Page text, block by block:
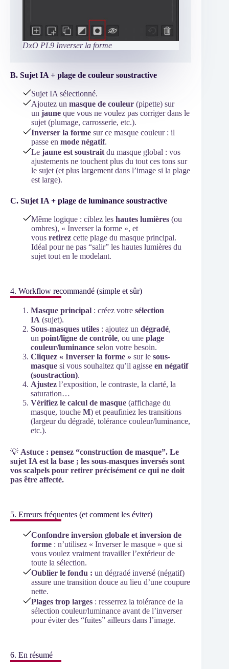
DxO PL9 Inverser la forme
B. Sujet IA + plage de couleur soustractive
Sujet IA sélectionné.
Ajoutez un masque de couleur (pipette) sur
un jaune que vous ne voulez pas corriger dans le
sujet (plumage, carrosserie, etc.).
Inverser la forme sur ce masque couleur : il
passe en mode négatif.
Le jaune est soustrait du masque global : vos
ajustements ne touchent plus du tout ces tons sur
le sujet (et plus largement dans l’image si la plage
est large).
C. Sujet IA + plage de luminance soustractive
Même logique : ciblez les hautes lumières (ou
ombres), « Inverser la forme », et
vous retirez cette plage du masque principal.
Idéal pour ne pas “salir” les hautes lumières du
sujet tout en le modelant.
4. Workflow recommandé (simple et sûr)
Masque principal : créez votre sélection
IA (sujet).
Sous-masques utiles : ajoutez un dégradé,
un point/ligne de contrôle, ou une plage
couleur/luminance selon votre besoin.
Cliquez « Inverser la forme » sur le sous-
masque si vous souhaitez qu’il agisse en négatif
(soustraction).
Ajustez l’exposition, le contraste, la clarté, la
saturation…
Vérifiez le calcul de masque (affichage du
masque, touche M) et peaufiniez les transitions
(largeur du dégradé, tolérance couleur/luminance,
etc.).
💡 Astuce : pensez “construction de masque”. Le
sujet IA est la base ; les sous-masques inversés sont
vos scalpels pour retirer précisément ce qui ne doit
pas être affecté.
5. Erreurs fréquentes (et comment les éviter)
Confondre inversion globale et inversion de
forme : n’utilisez « Inverser le masque » que si
vous voulez vraiment travailler l’extérieur de
toute la sélection.
Oublier le fondu : un dégradé inversé (négatif)
assure une transition douce au lieu d’une coupure
nette.
Plages trop larges : resserrez la tolérance de la
sélection couleur/luminance avant de l’inverser
pour éviter des “fuites” ailleurs dans l’image.
6. En résumé